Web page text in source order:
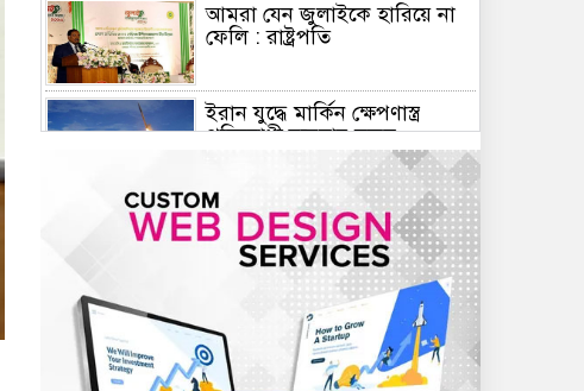
আমরা যেন জুলাইকে হারিয়ে না
ফেলি : রাষ্ট্রপতি
ইরান যুদ্ধে মার্কিন ক্ষেপণাস্ত্র
প্রতিরোধী ব্যবস্থার মজুদ
বিপজ্জনক মাত্রায় কমেছে
জুলাই শেষে শেয়ারবাজারে বিও
হিসাব কমেছে প্রায় ২৩ হাজার
৫ আগস্টের গণঅভ্যুত্থান ছিল
এদেশের জনগণের ঐক্যবদ্ধ
প্রচেষ্টার ফসল: চিফ হুইপ